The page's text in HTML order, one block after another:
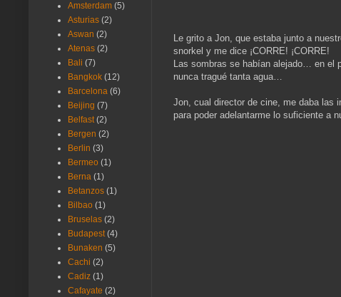
Le grito a Jon, que estaba junto a
snorkel y me dice ¡CORRE! ¡CORRE!
Las sombras se habían alejado… en el
nunca tragué tanta agua…
Jon, cual director de cine, me daba las
para poder adelantarme lo suficiente a
Amsterdam (5)
Asturias (2)
Aswan (2)
Atenas (2)
Bali (7)
Bangkok (12)
Barcelona (6)
Beijing (7)
Belfast (2)
Bergen (2)
Berlin (3)
Bermeo (1)
Berna (1)
Betanzos (1)
Bilbao (1)
Bruselas (2)
Budapest (4)
Bunaken (5)
Cachi (2)
Cadiz (1)
Cafayate (2)